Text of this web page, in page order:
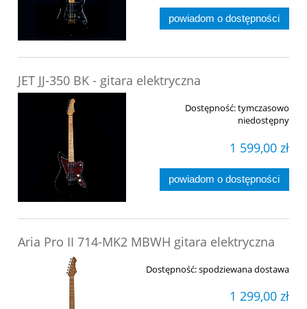
powiadom o dostępności
JET JJ-350 BK - gitara elektryczna
Dostępność:tymczasowo
niedostępny
1 599,00 zł
powiadom o dostępności
Aria Pro II 714-MK2 MBWH gitara elektryczna
Dostępność:spodziewana dostawa
1 299,00 zł